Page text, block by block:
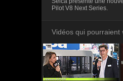
<iframe
Pilot V8 Next Series.
Vidéos qui pourraient